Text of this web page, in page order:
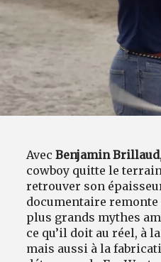
AvecBenjamin Brillaud
cowboy quitte le
retrouver son
documentaire remonte
plus grands mythes
ce qu’il doit au réel, à
mais aussi à la